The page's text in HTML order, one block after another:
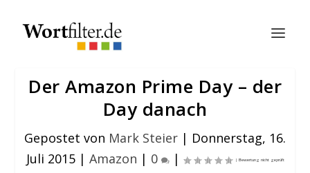
Der Amazon Prime Day – der
Day danach
Gepostet von Mark Steier | Donnerstag, 16.
Juli 2015| Amazon | 0 |